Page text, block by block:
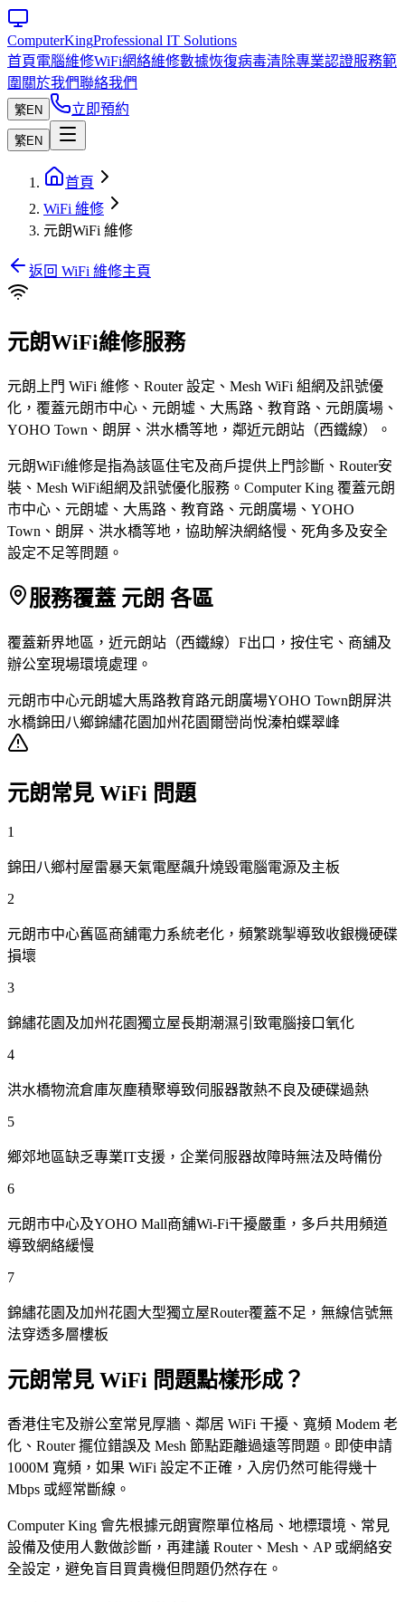
ComputerKingProfessional IT Solutions
首頁電腦維修WiFi網絡維修數據恢復病毒清除專業認證服務範
圍 關於我們聯絡我們
繁EN 立即預約
繁EN
首頁
WiFi 維修
元朗WiFi 維修
返回 WiFi 維修主頁
元朗WiFi維修服務
元朗上門 WiFi 維修、Router 設定、Mesh WiFi 組網及訊號優
化，覆蓋元朗市中心、元朗墟、大馬路、教育路、元朗廣場、
YOHO Town、朗屏、洪水橋等地，鄰近元朗站（西鐵線）。
元朗WiFi維修是指為該區住宅及商戶提供上門診斷、Router安
裝、Mesh WiFi組網及訊號優化服務。Computer King 覆蓋元朗
市中心、元朗墟、大馬路、教育路、元朗廣場、YOHO
Town、朗屏、洪水橋等地，協助解決網絡慢、死角多及安全
設定不足等問題。
服務覆蓋 元朗 各區
覆蓋新界地區，近元朗站（西鐵線）F出口，按住宅、商舖及
辦公室現場環境處理。
元朗市中心元朗墟大馬路教育路元朗廣場YOHO Town朗屏洪
水橋錦田 八鄉錦繡花園加州花園爾巒尚悅溱柏蝶翠峰
元朗常見 WiFi 問題
1
錦田八鄉村屋雷暴天氣電壓飆升燒毀電腦電源及主板
2
元朗市中心舊區商舖電力系統老化，頻繁跳掣導致收銀機硬碟
損壞
3
錦繡花園及加州花園獨立屋長期潮濕引致電腦接口氧化
4
洪水橋物流倉庫灰塵積聚導致伺服器散熱不良及硬碟過熱
5
鄉郊地區缺乏專業IT支援，企業伺服器故障時無法及時備份
6
元朗市中心及YOHO Mall商舖Wi-Fi干擾嚴重，多戶共用頻道
導致網絡緩慢
7
錦繡花園及加州花園大型獨立屋Router覆蓋不足，無線信號無
法穿透多層樓板
元朗常見 WiFi 問題點樣形成？
香港住宅及辦公室常見厚牆、鄰居 WiFi 干擾、寬頻 Modem 老
化、Router 擺位錯誤及 Mesh 節點距離過遠等問題。即使申請
1000M 寬頻，如果 WiFi 設定不正確，入房仍然可能得幾十
Mbps 或經常斷線。
Computer King 會先根據元朗實際單位格局、地標環境、常見
設備及使用人數做診斷，再建議 Router、Mesh、AP 或網絡安
全設定，避免盲目買貴機但問題仍然存在。